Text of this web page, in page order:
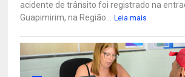
acidente de trânsito foi registrado na
Guapimirim, na Região...
Leia mais